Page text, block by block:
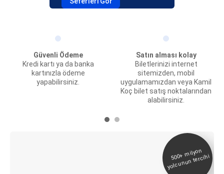
Güvenli Ödeme
Kredi kartı ya da banka
kartınızla ödeme
yapabilirsiniz.
Satın alması kolay
Biletlerinizi internet
sitemizden, mobil
uygulamamızdan veya Kamil
Koç bilet satış noktalarından
alabilirsiniz.
500+
milyon
yolcunun tercihi